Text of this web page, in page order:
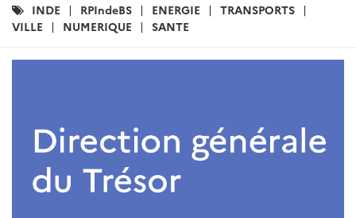
Catégories
:
INDE RPIndeBS ENERGIE
TRANSPORTS
VILLE
NUMERIQUE SANTE